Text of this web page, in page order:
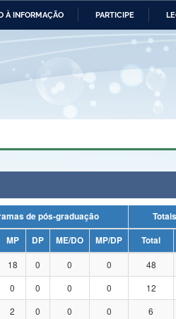
À INFORMAÇÃO PARTICIPE
Ministério da Economia
e dos Direitos Humanos
Brasil Planalto
Total de Programas de pós-graduação
MP DP ME/DO MP/DP Total
18 0 0 0 48
0 0 0 0 12
2 0 0 0 6